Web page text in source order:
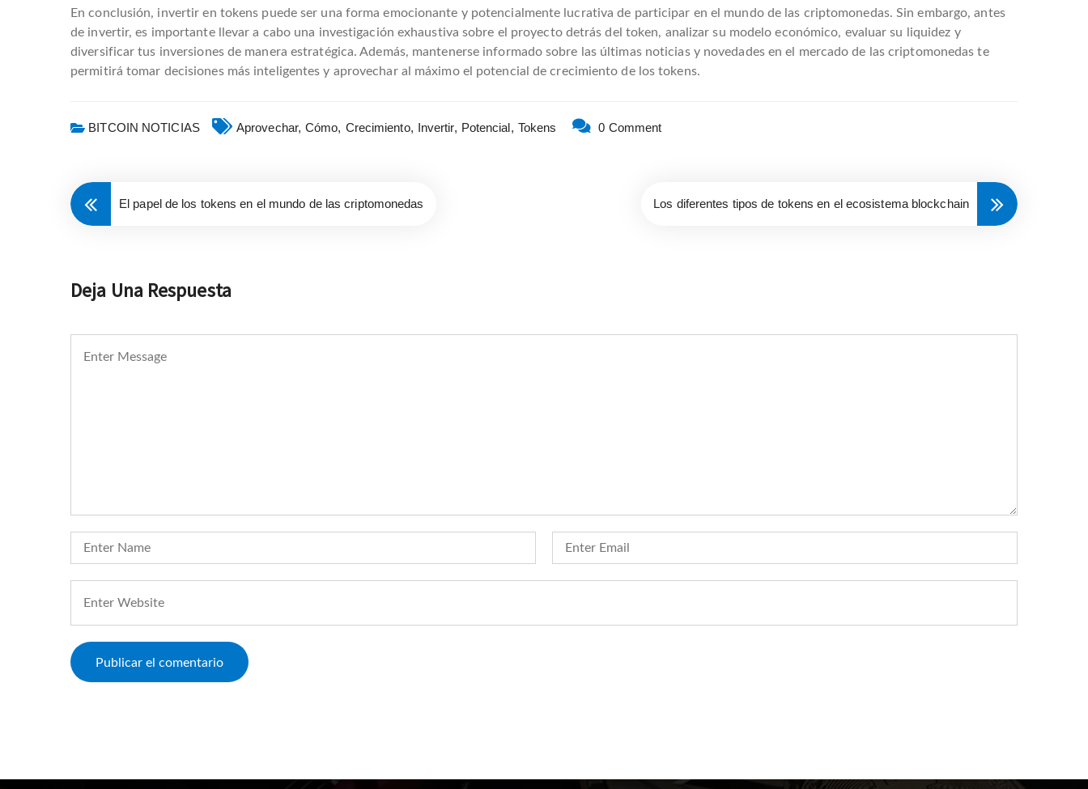
En conclusión, invertir en tokens puede ser una forma emocionante y potencialmente lucrativa de participar en el mundo de las criptomonedas. Sin embargo, antes
de invertir, es importante llevar a cabo una investigación exhaustiva sobre el proyecto detrás del token, analizar su modelo económico, evaluar su liquidez y
diversificar tus inversiones de manera estratégica. Además, mantenerse informado sobre las últimas noticias y novedades en el mercado de las criptomonedas te
permitirá tomar decisiones más inteligentes y aprovechar al máximo el potencial de crecimiento de los tokens.
BITCOIN NOTICIAS Aprovechar, Cómo, Crecimiento, Invertir, Potencial, Tokens 0 Comment
El papel de los tokens en el mundo de las criptomonedas Los diferentes tipos de tokens en el ecosistema blockchain
Deja Una Respuesta